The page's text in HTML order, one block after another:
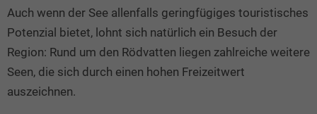
Auch wenn der See allenfalls geringfügiges touristisches
Potenzial bietet, lohnt sich natürlich ein Besuch der
Region: Rund um den Rödvatten liegen zahlreiche weitere
Seen, die sich durch einen hohen Freizeitwert
auszeichnen.